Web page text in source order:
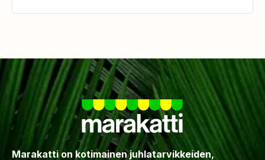
Marakatti on kotimainen juhlatarvikkeiden,